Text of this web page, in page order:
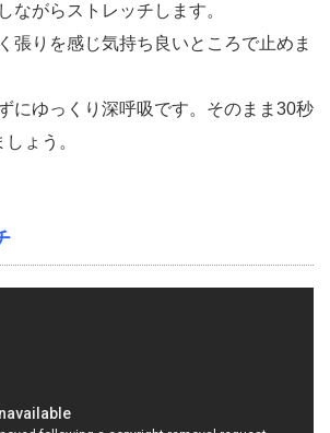
ながらストレッチします。
張りを感じ気持ち良いところで止めま
にゆっくり深呼吸です。そのまま30秒
ょう。